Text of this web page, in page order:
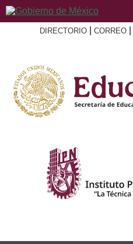
DIRECTORIO CORREO